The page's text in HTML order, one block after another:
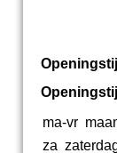
ma-vr
za